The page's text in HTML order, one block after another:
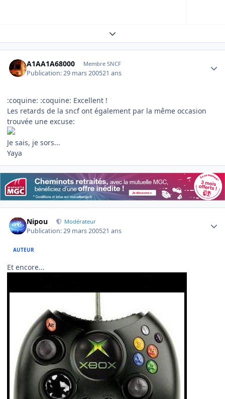
Expand topic overview
A1AA1A68000 Membre SNCF
Publication:29 mars 200521 ans
:coquine: :coquine: Excellent !
Les retards de la sncf ont également par la même occasion
trouvée une excuse:
Je sais, je sors...
Yaya
Nipou Modérateur
Publication:29 mars 200521 ans
AUTEUR
Et encore...